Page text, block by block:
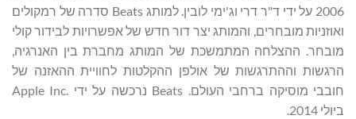
2006 על ידי ד"ר דרי וג'ימי לובין. למותג Beats סדרה של רמקולים
ואוזניות מובחרים, והמותג יצר דור חדש של אפשרויות לבידור קולי
מובחר. ההצלחה המתמשכת של המותג מחברת בין האנרגיה,
הרגשות וההתרגשות של אולפן ההקלטות לחוויית ההאזנה של
חובבי מוסיקה ברחבי העולם. Beats נרכשה על ידי .Apple Inc
ביולי 2014.